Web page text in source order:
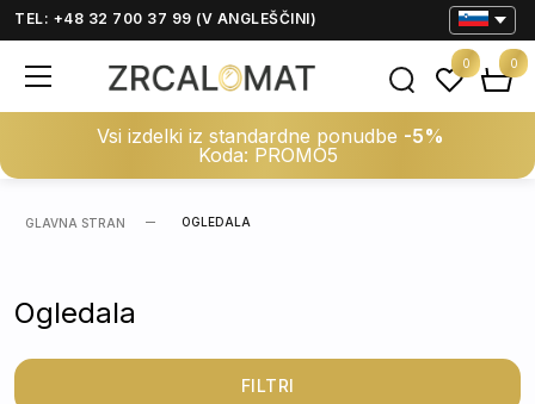
TEL: +48 32 700 37 99 (V ANGLEŠČINI)
Vsi izdelki iz standardne ponudbe -5%
Koda: PROMO5
0 0
GLAVNA STRAN OGLEDALA
Ogledala
FILTRI